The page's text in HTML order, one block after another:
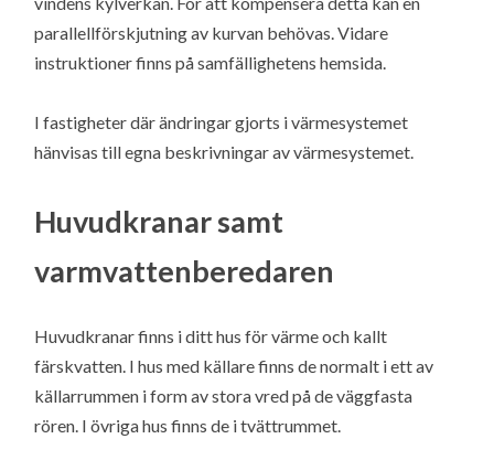
parallellförskjutning av kurvan behövas. Vidare
instruktioner finns på samfällighetens hemsida.
I fastigheter där ändringar gjorts i värmesystemet
hänvisas till egna beskrivningar av värmesystemet.
Huvudkranar samt
varmvattenberedaren
Huvudkranar finns i ditt hus för värme och kallt
färskvatten. I hus med källare finns de normalt i ett av
källarrummen i form av stora vred på de väggfasta
rören. I övriga hus finns de i tvättrummet.